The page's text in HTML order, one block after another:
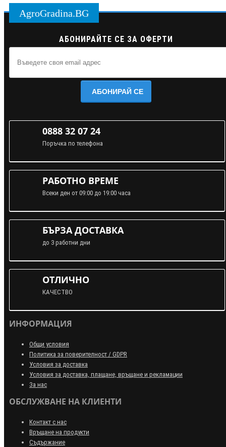
AgroGradina.BG
АБОНИРАЙТЕ СЕ ЗА ОФЕРТИ
АБОНИРАЙ СЕ
0888 32 07 24
Поръчка по телефона
РАБОТНО ВРЕМЕ
Всеки ден от 09:00 до 19:00 часа
БЪРЗА ДОСТАВКА
до 3 работни дни
ОТЛИЧНО
КАЧЕСТВО
ИНФОРМАЦИЯ
Общи условия
Политика за поверителност / GDPR
Условия за доставка
Условия за доставка, плащане, връщане и рекламации
За нас
ОБСЛУЖВАНЕ НА КЛИЕНТИ
Контакт с нас
Връщане на продукти
Съдържание